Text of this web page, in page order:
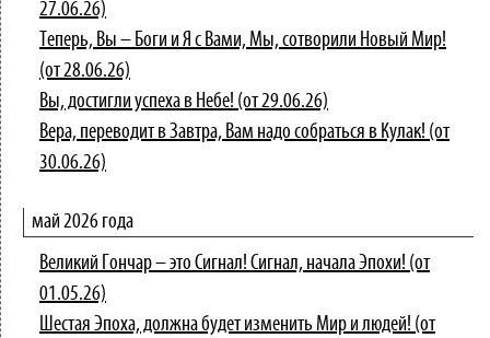
27.06.26)
Теперь, Вы – Боги и Я с Вами, Мы, сотворили Новый Мир!
(от 28.06.26)
Вы, достигли успеха в Небе! (от 29.06.26)
Вера, переводит в Завтра, Вам надо собраться в Кулак! (от
30.06.26)
май 2026 года
Великий Гончар – это Сигнал! Сигнал, начала Эпохи! (от
01.05.26)
Шестая Эпоха, должна будет изменить Мир и людей! (от